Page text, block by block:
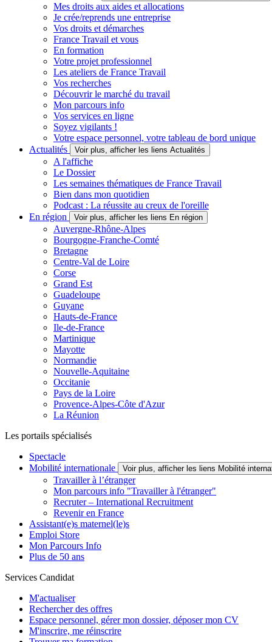
Mes droits aux aides et allocations
Je crée/reprends une entreprise
Vos droits et démarches
France Travail et vous
En formation
Votre projet professionnel
Les ateliers de France Travail
Vos recherches
Découvrir le marché du travail
Mon parcours info
Vos services en ligne
Soyez vigilants !
Votre espace personnel, votre tableau de bord unique
Actualités
Voir plus, afficher les liens Actualités
A l'affiche
Le Dossier
Les semaines thématiques de France Travail
Bien dans mon quotidien
Podcast : La réussite au creux de l'oreille
En région
Voir plus, afficher les liens En région
Auvergne-Rhône-Alpes
Bourgogne-Franche-Comté
Bretagne
Centre-Val de Loire
Corse
Grand Est
Guadeloupe
Guyane
Hauts-de-France
Ile-de-France
Martinique
Mayotte
Normandie
Nouvelle-Aquitaine
Occitanie
Pays de la Loire
Provence-Alpes-Côte d'Azur
La Réunion
Les portails spécialisés
Spectacle
Mobilité internationale
Voir plus, afficher les liens Mobilité
Travailler à l’étranger
Mon parcours info "Travailler à l'étranger"
Recruter – International Recruitment
Revenir en France
Assistant(e)s maternel(le)s
Emploi Store
Mon Parcours Info
Plus de 50 ans
Services Candidat
M'actualiser
Rechercher des offres
Espace personnel, gérer mon dossier, déposer mon CV
M'inscrire, me réinscrire